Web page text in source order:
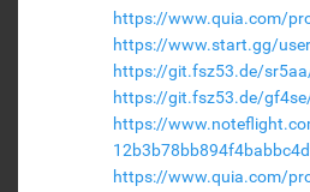
https://www.quia.com/
https://www.start.gg/
https://git.fsz53.de/
https://git.fsz53.de/
https://
https://www.quia.com/